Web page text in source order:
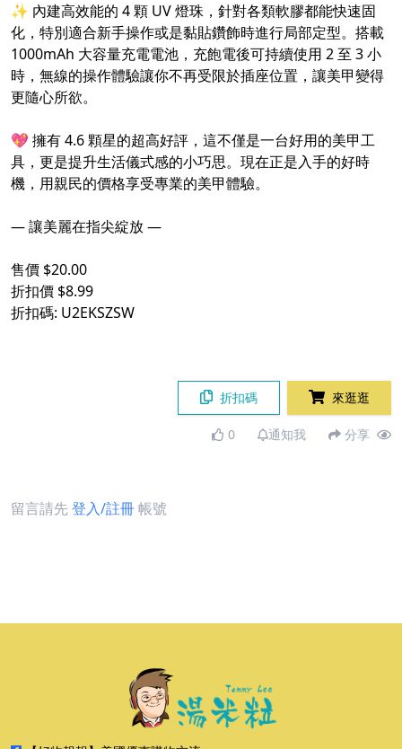
✨ 內建高效能的 4 顆 UV 燈珠，針對各類軟膠都能快速固
化，特別適合新手操作或是黏貼鑽飾時進行局部定型。搭載
1000mAh 大容量充電電池，充飽電後可持續使用 2 至 3 小
時，無線的操作體驗讓你不再受限於插座位置，讓美甲變得
更隨心所欲。
💖 擁有 4.6 顆星的超高好評，這不僅是一台好用的美甲工
具，更是提升生活儀式感的小巧思。現在正是入手的好時
機，用親民的價格享受專業的美甲體驗。
— 讓美麗在指尖綻放 —
售價 $20.00
折扣價 $8.99
折扣碼: U2EKSZSW
折扣碼 來逛逛
0 通知我 分享
留言請先登入/註冊帳號